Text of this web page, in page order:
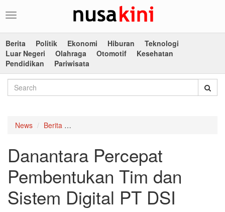
Toggle
Berita
Politik Ekonomi Hiburan
Teknologi
Luar Negeri
Olahraga Otomotif
Kesehatan
Pendidikan
Pariwisata
News Berita
Danantara Percepat
Pembentukan Tim dan
Sistem Digital PT DSI